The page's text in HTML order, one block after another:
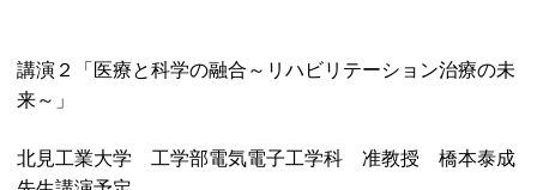
講演２「医療と科学の融合～リハビリテーション治療の未
来～」
北見工業大学 工学部電気電子工学科 准教授 橋本泰成